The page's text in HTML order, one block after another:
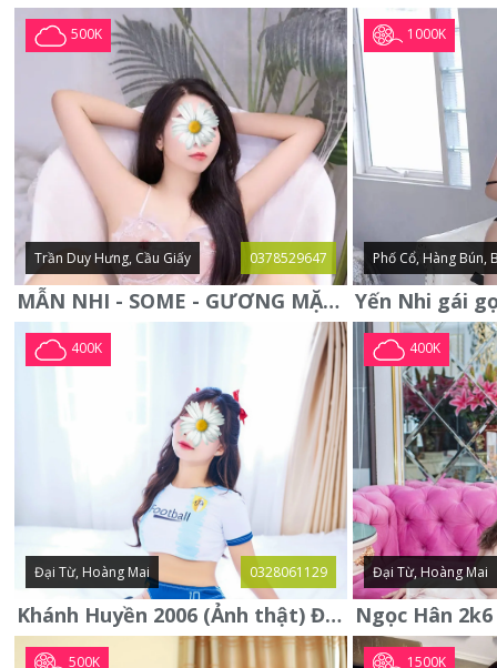
500K
Trần Duy Hưng, Cầu Giấy 0378529647
MẪN NHI - SOME - GƯƠNG MẶT XINH XẮN -CỰC CHIỀU KHÁCH
1000K
Phố Cổ, Hàng Bún,
400K
Đại Từ, Hoàng Mai 0328061129
Khánh Huyền 2006 (Ảnh thật) Đại từ - Hoàng Mai
400K
Đại Từ, Hoàng Mai
500K 1500K